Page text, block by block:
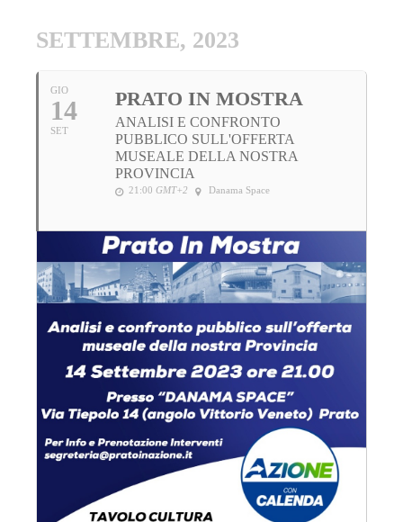
SETTEMBRE, 2023
GIO
14
SET
PRATO IN MOSTRA
ANALISI E CONFRONTO
PUBBLICO SULL'OFFERTA
MUSEALE DELLA NOSTRA
PROVINCIA
21:00 GMT+2 Danama Space